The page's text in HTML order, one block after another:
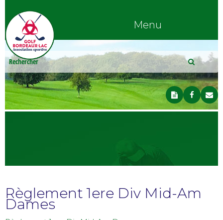
Menu
Règlement 1ere Div Mid-Am
Dames